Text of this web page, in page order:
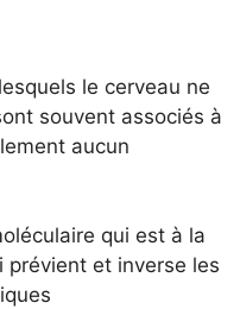
le cerveau ne
souvent associés à
aucun
qui est à la
et inverse les